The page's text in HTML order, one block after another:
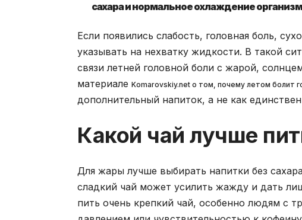
сахара и нормальное охлаждение
Если появились слабость, головная боль,
указывать на нехватку жидкости. В такой
связи летней головной боли с жарой,
материале Komarovskiy.net о том, почему летом болит
дополнительный напиток, а не как
Какой чай лучше
Для жары лучше выбирать напитки без
сладкий чай может усилить жажду и дать
пить очень крепкий чай, особенно людям с